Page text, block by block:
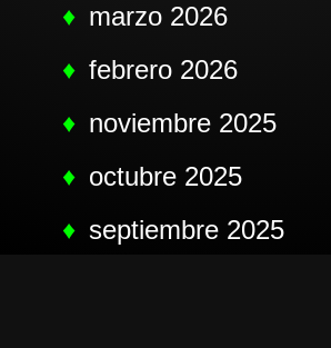
marzo 2026
febrero 2026
noviembre 2025
octubre 2025
septiembre 2025